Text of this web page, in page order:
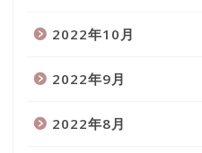
2022年10月
2022年9月
2022年8月